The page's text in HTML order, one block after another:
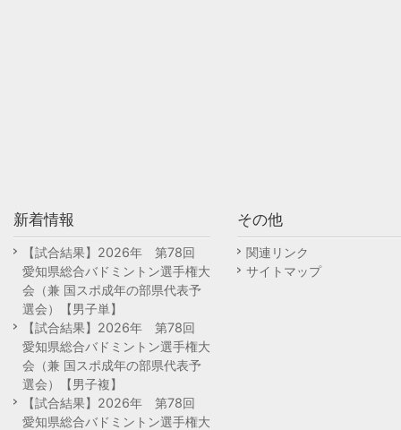
新着情報
【試合結果】2026年 第78回
愛知県総合バドミントン選手権大
会（兼 国スポ成年の部県代表予
選会）【男子単】
【試合結果】2026年 第78回
愛知県総合バドミントン選手権大
会（兼 国スポ成年の部県代表予
選会）【男子複】
【試合結果】2026年 第78回
愛知県総合バドミントン選手権大
その他
関連リンク
サイトマップ